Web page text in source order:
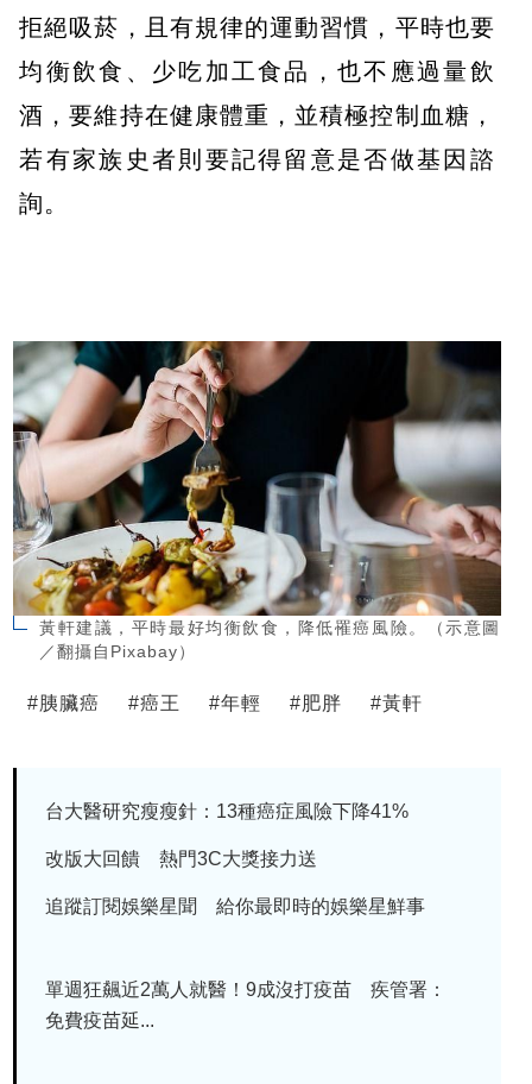
拒絕吸菸，且有規律的運動習慣，平時也要
均衡飲食、少吃加工食品，也不應過量飲
酒，要維持在健康體重，並積極控制血糖，
若有家族史者則要記得留意是否做基因諮
詢。
黃軒建議，平時最好均衡飲食，降低罹癌風險。（示意圖
／翻攝自Pixabay）
#胰臟癌 #癌王 #年輕 #肥胖 #黃軒
台大醫研究瘦瘦針：13種癌症風險下降41%
改版大回饋 熱門3C大獎接力送
追蹤訂閱娛樂星聞 給你最即時的娛樂星鮮事
單週狂飆近2萬人就醫！9成沒打疫苗 疾管署：
免費疫苗延...